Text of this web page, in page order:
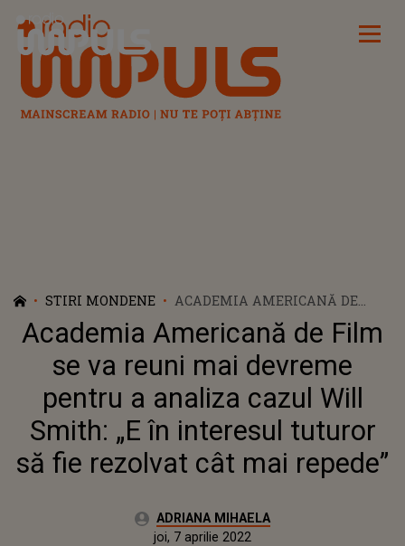
Radio Impuls
STIRI MONDENE
ACADEMIA AMERICANĂ DE
FILM SE VA REUNI MAI
DEVREME PENTRU A ANALIZA
CAZUL WILL SMITH: „E ÎN
INTERESUL TUTUROR SĂ FIE
REZOLVAT CÂT MAI REPEDE”
Academia Americană de Film
se va reuni mai devreme
pentru a analiza cazul Will
Smith: „E în interesul tuturor
să fie rezolvat cât mai repede”
Autor:ADRIANA MIHAELA
Actualizat:
joi, 7 aprilie 2022